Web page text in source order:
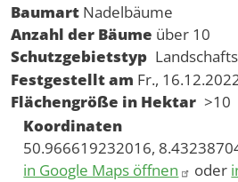
Baumart Nadelbäume
Anzahl der Bäume über 10
Schutzgebietstyp
Festgestellt am Fr.,
Flächengröße in Hektar >10
Koordinaten
50.966619232016,
in Google Maps öffnen
oder